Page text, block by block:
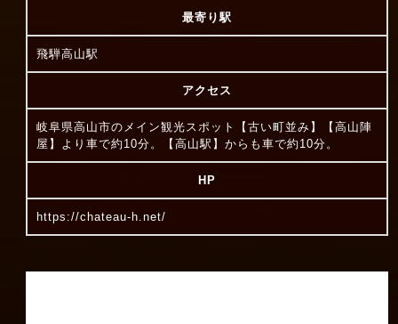
最寄り駅
飛騨高山駅
アクセス
岐阜県高山市のメイン観光スポット【古い町並み】【高山陣
屋】より車で約10分。【高山駅】からも車で約10分。
HP
https://chateau-h.net/